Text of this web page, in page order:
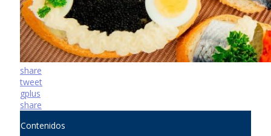
share
tweet
gplus
share
Contenidos